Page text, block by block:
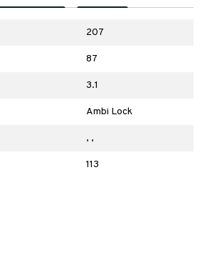
207
87
3.1
Ambi Lock
, ,
113